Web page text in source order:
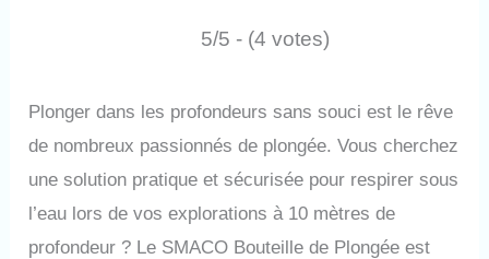
5/5 - (4 votes)
Plonger dans les profondeurs sans souci est le rêve
de nombreux passionnés de plongée. Vous cherchez
une solution pratique et sécurisée pour respirer sous
l’eau lors de vos explorations à 10 mètres de
profondeur ? Le SMACO Bouteille de Plongée est